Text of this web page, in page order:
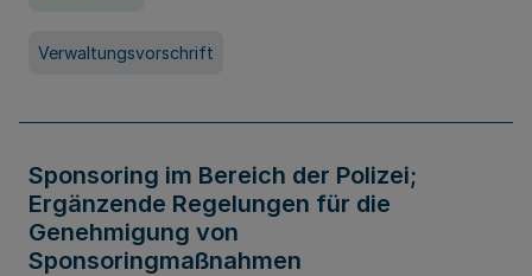
Verwaltungsvorschrift
Sponsoring im Bereich der Polizei;
Ergänzende Regelungen für die
Genehmigung von
Sponsoringmaßnahmen